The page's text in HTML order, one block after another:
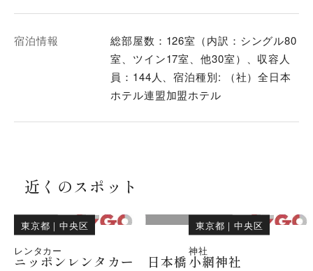
宿泊情報
総部屋数：126室（内訳：シングル80
室、ツイン17室、他30室）、収容人
員：144人、宿泊種別: （社）全日本
ホテル連盟加盟ホテル
近くのスポット
東京都 ｜中央区
レンタカー
ニッポンレンタカー 日本橋
東京都 ｜中央区
神社
小網神社